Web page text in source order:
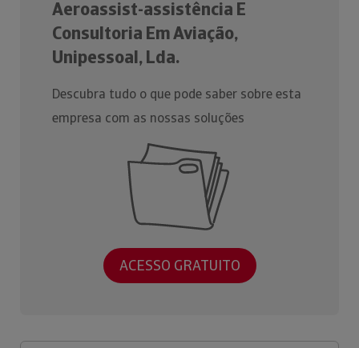
Aeroassist-assistência E
Consultoria Em Aviação,
Unipessoal, Lda.
Descubra tudo o que pode saber sobre esta
empresa com as nossas soluções
ACESSO GRATUITO